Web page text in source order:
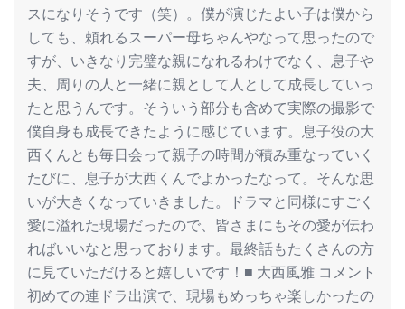
スになりそうです（笑）。僕が演じたよい子は僕から
しても、頼れるスーパー母ちゃんやなって思ったので
すが、いきなり完璧な親になれるわけでなく、息子や
夫、周りの人と一緒に親として人として成長していっ
たと思うんです。そういう部分も含めて実際の撮影で
僕自身も成長できたように感じています。息子役の大
西くんとも毎日会って親子の時間が積み重なっていく
たびに、息子が大西くんでよかったなって。そんな思
いが大きくなっていきました。ドラマと同様にすごく
愛に溢れた現場だったので、皆さまにもその愛が伝わ
ればいいなと思っております。最終話もたくさんの方
に見ていただけると嬉しいです！■ 大西風雅 コメント
初めての連ドラ出演で、現場もめっちゃ楽しかったの